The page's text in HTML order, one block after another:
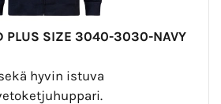
PLUS SIZE 3040-3030-NAVY
hyvin istuva